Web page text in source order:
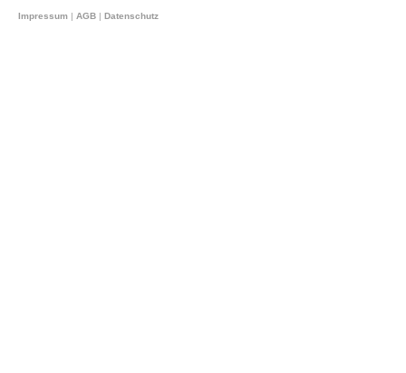
Impressum AGB Datenschutz